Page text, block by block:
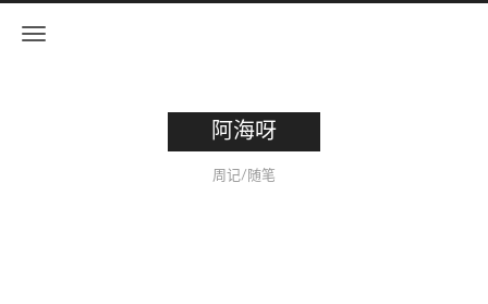
阿海呀
周记/随笔